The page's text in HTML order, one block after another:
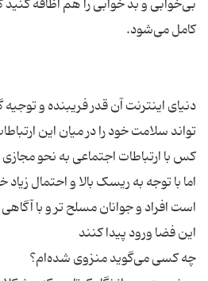
بی‌خوابی و بد خوابی را هم اظافه
دنیای اینترنت آن قدر فریبنده و
تواند سلامت خود را در میان این
کس با ارتباطات اجتماعی به نحو
اما با توجه به ریسک بالا و احتمال زیاد
است افراد و جوانان مسلح تر و با